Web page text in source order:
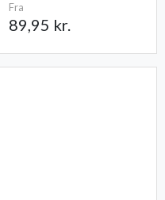
Fra
89,95 kr.